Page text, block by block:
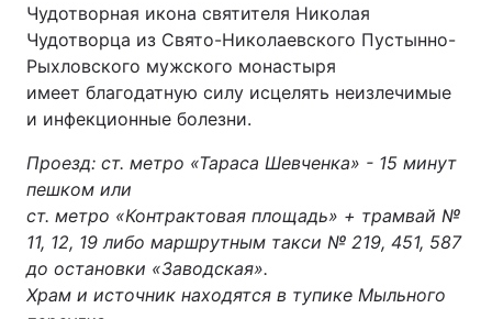
Чудотворная икона святителя Николая
Чудотворца из Свято-Николаевского Пустынно-
Рыхловского мужского монастыря
имеет благодатную силу исцелять неизлечимые
и инфекционные болезни.
Проезд: ст. метро «Тараса Шевченка» - 15 минут
пешком или
ст. метро «Контрактовая площадь» + трамвай №
11, 12, 19 либо маршрутным такси № 219, 451, 587
до остановки «Заводская».
Храм и источник находятся в тупике Мыльного